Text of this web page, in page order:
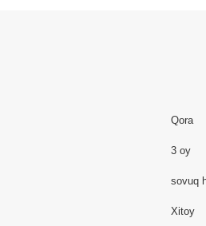
Qora
3 oy
sovuq
Xitoy